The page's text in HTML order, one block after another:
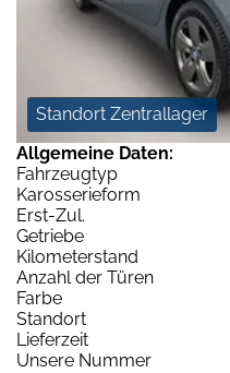
Standort Zentrallager
Allgemeine Daten:
Fahrzeugtyp
Karosserieform
Erst-Zul.
Getriebe
Kilometerstand
Anzahl der Türen
Farbe
Standort
Lieferzeit
Unsere Nummer